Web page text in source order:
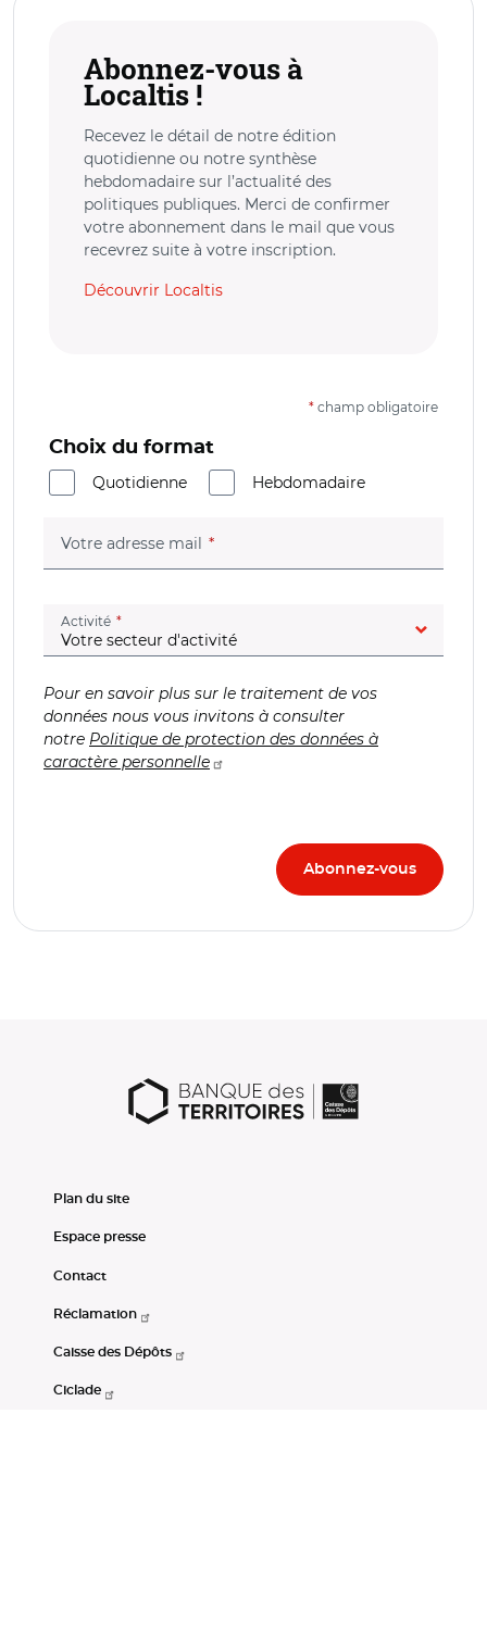
Abonnez-vous à
Localtis !
Recevez le détail de notre édition
quotidienne ou notre synthèse
hebdomadaire sur l’actualité des
politiques publiques. Merci de confirmer
votre abonnement dans le mail que vous
recevrez suite à votre inscription.
Découvrir Localtis
* champ obligatoire
Choix du format
Quotidienne
Hebdomadaire
Votre adresse mail (champ obligatoire)
Activité (champ obligatoire)
Pour en savoir plus sur le traitement de vos
données nous vous invitons à consulter
notre Politique de protection des données à
caractère personnelle
Plan du site
Espace presse
Contact
Réclamation
Caisse des Dépôts
Ciclade